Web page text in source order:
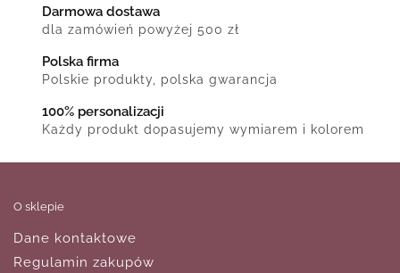
Darmowa dostawa
dla zamówień powyżej 500 zł
Polska firma
Polskie produkty, polska gwarancja
100% personalizacji
Każdy produkt dopasujemy wymiarem i kolorem
O sklepie
Dane kontaktowe
Regulamin zakupów